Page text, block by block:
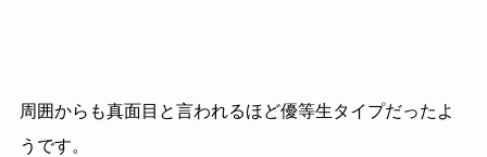
周囲からも真面目と言われるほど優等生タイプだったよ
うです。